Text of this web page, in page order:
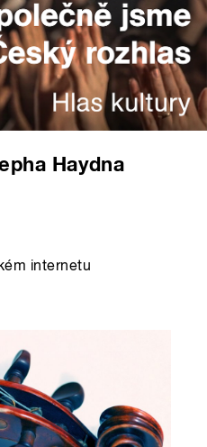
Haydna
internetu